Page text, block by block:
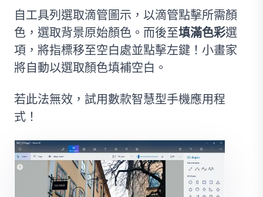
自工具列選取滴管圖示，以滴管點擊所需顏
色，選取背景原始顏色。而後至填滿色彩選
項，將指標移至空白處並點擊左鍵！小畫家
將自動以選取顏色填補空白。
若此法無效，試用數款智慧型手機應用程
式！